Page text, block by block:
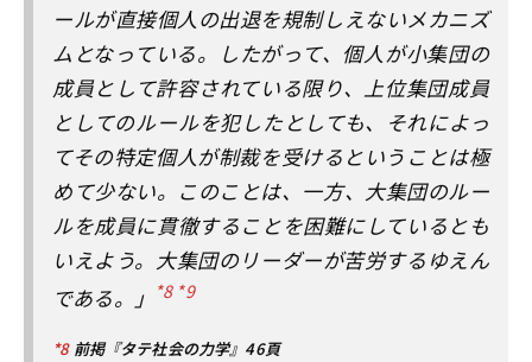
ールが直接個人の出退を規制しえないメカニズ
ムとなっている。したがって、個人が小集団の
成員として許容されている限り、上位集団成員
としてのルールを犯したとしても、それによっ
てその特定個人が制裁を受けるということは極
めて少ない。このことは、一方、大集団のルー
ルを成員に貫徹することを困難にしているとも
いえよう。大集団のリーダーが苦労するゆえん
である。」 *8 *9
*8前掲『タテ社会の力学』46頁